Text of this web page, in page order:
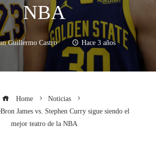
NBA
Guillermo Castro Hace 3 años
Home
Noticias
James vs. Stephen Curry sigue siendo el
mejor teatro de la NBA